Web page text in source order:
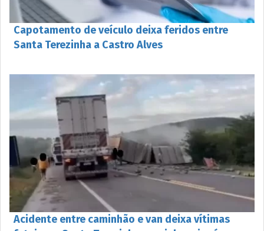
Capotamento de veículo deixa feridos entre
Santa Terezinha a Castro Alves
Acidente entre caminhão e van deixa vítimas